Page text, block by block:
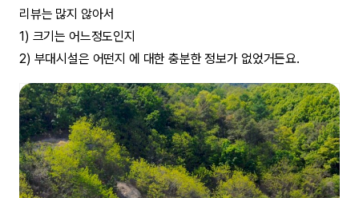
리뷰는 많지 않아서
1) 크기는 어느정도인지
2) 부대시설은 어떤지 에 대한 충분한 정보가 없었거든요.